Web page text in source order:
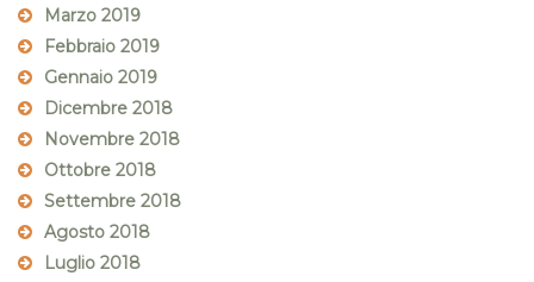
Marzo 2019
Febbraio 2019
Gennaio 2019
Dicembre 2018
Novembre 2018
Ottobre 2018
Settembre 2018
Agosto 2018
Luglio 2018